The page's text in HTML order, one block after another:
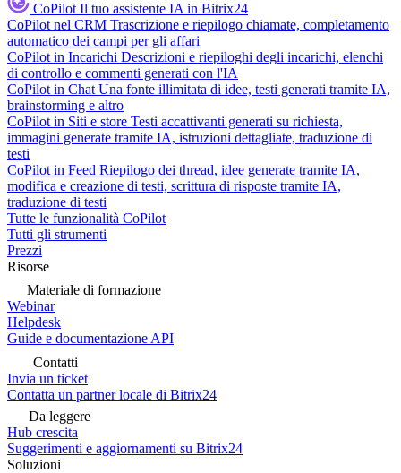
CoPilot Il tuo assistente IA in Bitrix24
CoPilot nel CRM Trascrizione e riepilogo chiamate, completamento
automatico dei campi per gli affari
CoPilot in Incarichi Descrizioni e riepiloghi degli incarichi, elenchi
di controllo e commenti generati con l'IA
CoPilot in Chat Una fonte illimitata di idee, testi generati tramite IA,
brainstorming e altro
CoPilot in Siti e store Testi accattivanti generati su richiesta,
immagini generate tramite IA, istruzioni dettagliate, traduzione di
testi
CoPilot in Feed Riepilogo dei thread, idee generate tramite IA,
modifica e creazione di testi, scrittura di risposte tramite IA,
traduzione di testi
Tutte le funzionalità CoPilot
Tutti gli strumenti
Prezzi
Risorse
Materiale di formazione
Webinar
Helpdesk
Guide e documentazione API
Contatti
Invia un ticket
Contatta un partner locale di Bitrix24
Da leggere
Hub crescita
Suggerimenti e aggiornamenti su Bitrix24
Soluzioni